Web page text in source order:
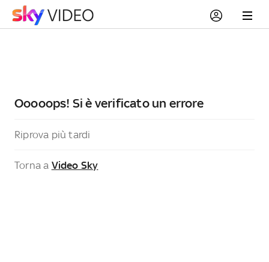
Ooooops! Si è verificato un errore
Riprova più tardi
Torna a Video Sky